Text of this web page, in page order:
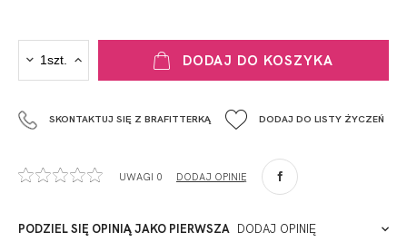
+48 42 719 43 15
90-057
DODAJ DO KOSZYKA
SKONTAKTUJ SIĘ Z BRAFITTERKĄ DODAJ DO LISTY ŻYCZEŃ
UWAGI 0 DODAJ OPINIĘ
PODZIEL SIĘ OPINIĄ JAKO PIERWSZA DODAJ OPINIĘ